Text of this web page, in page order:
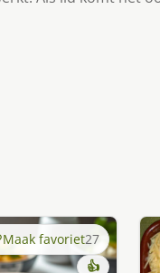
Maak favoriet27
👍